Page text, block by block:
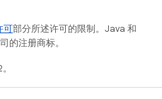
可部分所述许可的限制。Java 和
的注册商标。